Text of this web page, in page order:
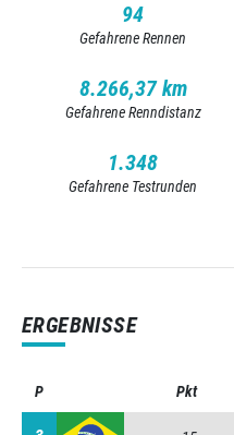
94
Gefahrene Rennen
8.266,37 km
Gefahrene Renndistanz
1.348
Gefahrene Testrunden
ERGEBNISSE
P Pkt
P